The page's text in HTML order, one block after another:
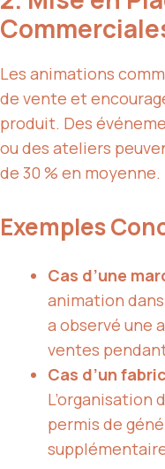
Les animations
de vente et
produit. Des
ou des ateliers
de 30 % en moyenne.
Exemples
Cas d’une
animation
a observé une
ventes
Cas d’un
L’organisation
permis de